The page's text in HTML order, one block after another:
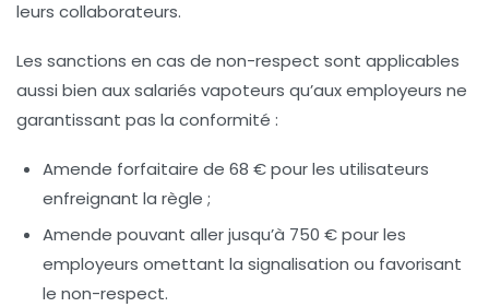
leurs collaborateurs.
Les sanctions en cas de non-respect sont applicables
aussi bien aux salariés vapoteurs qu’aux employeurs ne
garantissant pas la conformité :
Amende forfaitaire de 68 € pour les utilisateurs
enfreignant la règle ;
Amende pouvant aller jusqu’à 750 € pour les
employeurs omettant la signalisation ou favorisant
le non-respect.